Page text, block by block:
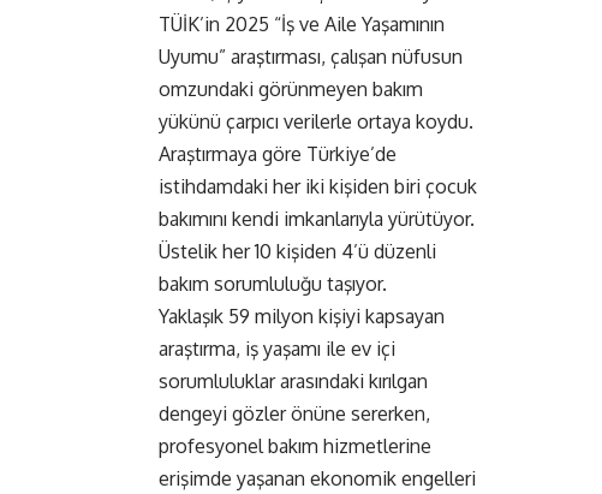
TÜİK’in 2025 “İş ve Aile Yaşamının
Uyumu” araştırması, çalışan nüfusun
omzundaki görünmeyen bakım
yükünü çarpıcı verilerle ortaya koydu.
Araştırmaya göre Türkiye’de
istihdamdaki her iki kişiden biri çocuk
bakımını kendi imkanlarıyla yürütüyor.
Üstelik her 10 kişiden 4’ü düzenli
bakım sorumluluğu taşıyor.
Yaklaşık 59 milyon kişiyi kapsayan
araştırma, iş yaşamı ile ev içi
sorumluluklar arasındaki kırılgan
dengeyi gözler önüne sererken,
profesyonel bakım hizmetlerine
erişimde yaşanan ekonomik engelleri